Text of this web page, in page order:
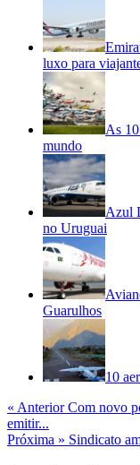
luxo para
As
mundo
Azul
no Uruguai
Guarulhos
10
« AnteriorCom novo
emitir...
Próxima » Sindicato